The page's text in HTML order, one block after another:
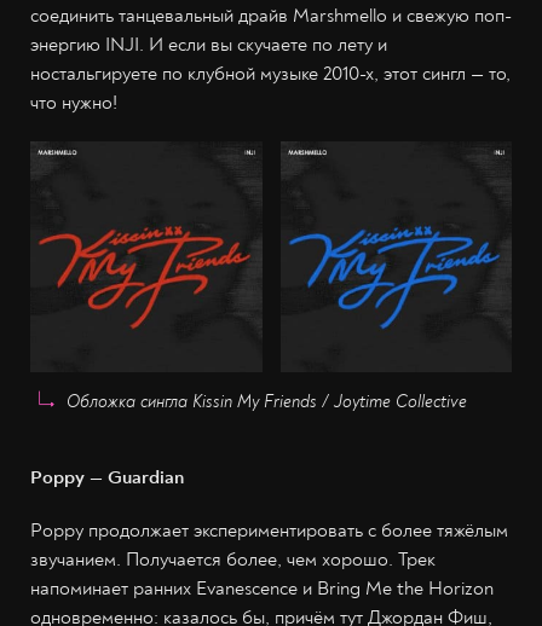
соединить танцевальный драйв Marshmello и свежую поп-
энергию INJI. И если вы скучаете по лету и
ностальгируете по клубной музыке 2010-х, этот сингл — то,
что нужно!
Обложка сингла Kissin My Friends / Joytime Collective
Poppy — Guardian
Poppy продолжает экспериментировать с более тяжёлым
звучанием. Получается более, чем хорошо. Трек
напоминает ранних Evanescence и Bring Me the Horizon
одновременно: казалось бы, причём тут Джордан Фиш,